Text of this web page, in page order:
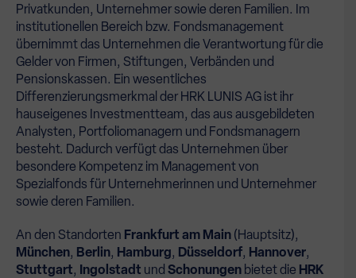
Privatkunden, Unternehmer sowie deren Familien. Im
institutionellen Bereich bzw. Fondsmanagement
übernimmt das Unternehmen die Verantwortung für die
Gelder von Firmen, Stiftungen, Verbänden und
Pensionskassen. Ein wesentliches
Differenzierungsmerkmal der HRK LUNIS AG ist ihr
hauseigenes Investmentteam, das aus ausgebildeten
Analysten, Portfoliomanagern und Fondsmanagern
besteht. Dadurch verfügt das Unternehmen über
besondere Kompetenz im Management von
Spezialfonds für Unternehmerinnen und Unternehmer
sowie deren Familien.
An den Standorten Frankfurt am Main (Hauptsitz),
München, Berlin, Hamburg, Düsseldorf, Hannover,
Stuttgart, Ingolstadt und Schonungen bietet die HRK